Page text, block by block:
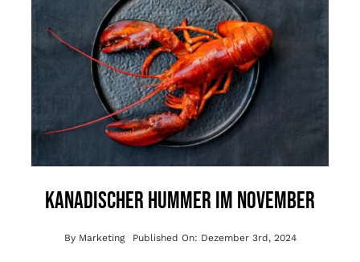
Kanadischer Hummer im November
By Marketing Published On: Dezember 3rd, 2024